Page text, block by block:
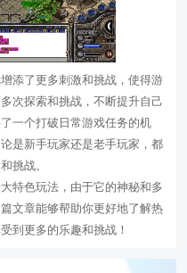
添了更多刺激和挑战，使得游
次探索和挑战，不断提升自己
一个打破日常游戏任务的机
是新手玩家还是老手玩家，都
挑战。
特色玩法，由于它的神秘和多
文章能够帮助你更好地了解热
到更多的乐趣和挑战！